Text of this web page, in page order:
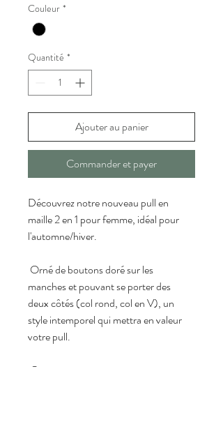
Couleur *
Quantité *
Ajouter au panier
Commander et payer
Découvrez notre nouveau pull en
maille 2 en 1 pour femme, idéal pour
l'automne/hiver.
Orné de boutons doré sur les
manches et pouvant se porter des
deux côtés (col rond, col en V), un
style intemporel qui mettra en valeur
votre pull.
Composition :